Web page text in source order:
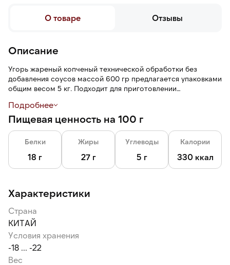
О товаре Отзывы
Описание
Угорь жареный копченый технической обработки без
добавления соусов массой 600 гр предлагается упаковками
общим весом 5 кг. Подходит для приготовлении
и специальные блюда горячего стола.
Подробнее
Пищевая ценность на 100 г
Белки
18 г
Жиры
27 г
Углеводы
5 г
Калории
330 ккал
Характеристики
Страна
КИТАЙ
Условия хранения
-18 ... -22
Вес